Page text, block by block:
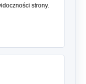
strony.